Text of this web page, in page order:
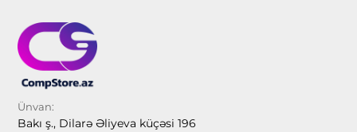
Ünvan:
Bakı ş., Dilarə Əliyeva küçəsi 196